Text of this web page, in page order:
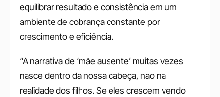
equilibrar resultado e consistência em um
ambiente de cobrança constante por
crescimento e eficiência.
“A narrativa de ‘mãe ausente’ muitas vezes
nasce dentro da nossa cabeça, não na
realidade dos filhos. Se eles crescem vendo